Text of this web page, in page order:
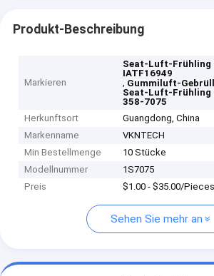
Produkt-Beschreibung
Markieren
Seat-Luft-Frühling
IATF16949
, Gummiluft-
Seat-Luft-Frühling
358-7075
Herkunftsort
Guangdong, China
Markenname
VKNTECH
Min Bestellmenge
10 Stücke
Modellnummer
1S7075
Preis
$1.00 - $35.00/Pieces
Sehen Sie mehr an